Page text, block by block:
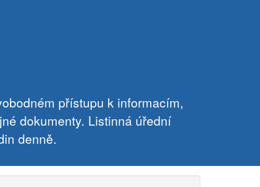
přístupu k informacím,
dokumenty. Listinná úřední
denně.